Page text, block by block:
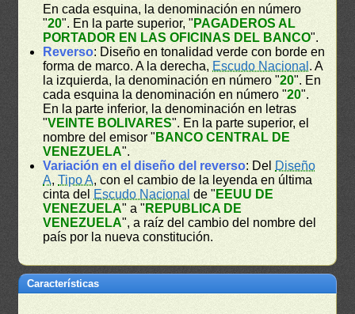
En cada esquina, la denominación en número
"20". En la parte superior, " PAGADEROS AL
PORTADOR EN LAS OFICINAS DEL BANCO".
Reverso: Diseño en tonalidad verde con borde en
forma de marco. A la derecha, Escudo Nacional . A
la izquierda, la denominación en número "20". En
cada esquina la denominación en número "20".
En la parte inferior, la denominación en letras
"VEINTE BOLIVARES". En la parte superior, el
nombre del emisor " BANCO CENTRAL DE
VENEZUELA".
Variación en el diseño del reverso: Del Diseño
A,Tipo A, con el cambio de la leyenda en última
cinta del Escudo Nacional de " EEUU DE
VENEZUELA" a " REPUBLICA DE
VENEZUELA", a raíz del cambio del nombre del
país por la nueva constitución.
Características